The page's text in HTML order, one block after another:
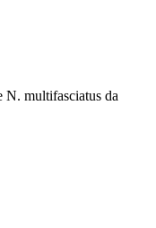
N. multifasciatus da